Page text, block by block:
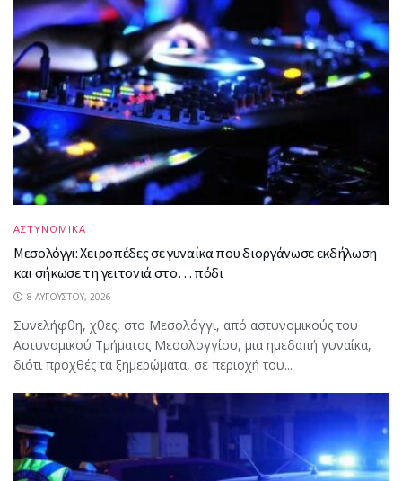
ΑΣΤΥΝΟΜΙΚΑ
Μεσολόγγι: Χειροπέδες σε γυναίκα που διοργάνωσε εκδήλωση
και σήκωσε τη γειτονιά στο… πόδι
8 ΑΥΓΟΎΣΤΟΥ, 2026
Συνελήφθη, χθες, στο Μεσολόγγι, από αστυνομικούς του
Αστυνομικού Τμήματος Μεσολογγίου, μια ημεδαπή γυναίκα,
διότι προχθές τα ξημερώματα, σε περιοχή του...